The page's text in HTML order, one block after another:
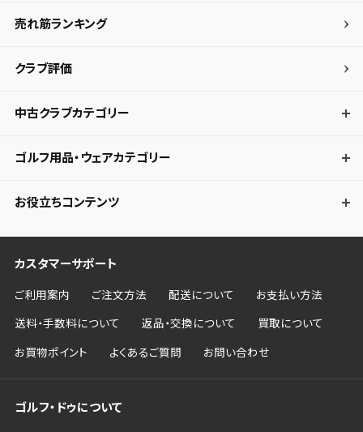
売れ筋ランキング
クラブ評価
中古クラブカテゴリー
ゴルフ用品・ウェアカテゴリー
お役立ちコンテンツ
カスタマーサポート
ご利用案内 ご注文方法 配送について お支払い方法
送料・手数料について 返品・交換について 買取について
お買物ポイント よくあるご質問 お問い合わせ
ゴルフ・ドゥについて